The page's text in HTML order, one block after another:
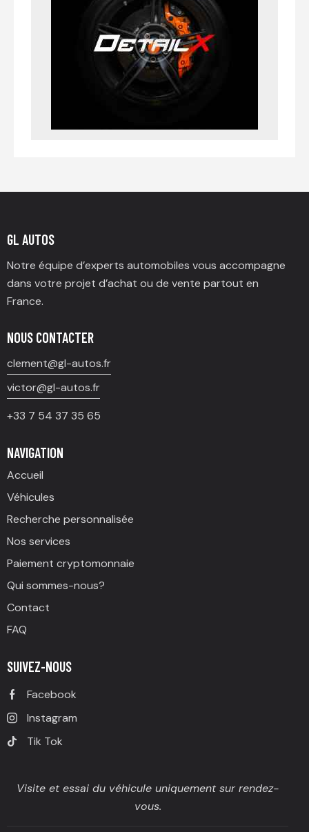
GL AUTOS
Notre équipe d’experts automobiles vous accompagne
dans votre projet d’achat ou de vente partout en
France.
NOUS CONTACTER
clement@gl-autos.fr
victor@gl-autos.fr
+33 7 54 37 35 65
NAVIGATION
Accueil
Véhicules
Recherche personnalisée
Nos services
Paiement cryptomonnaie
Qui sommes-nous?
Contact
FAQ
SUIVEZ-NOUS
Facebook
Instagram
Tik Tok
Visite et essai du véhicule uniquement sur rendez-
vous.